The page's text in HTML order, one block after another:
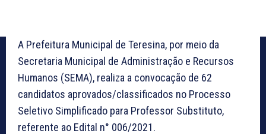
A Prefeitura Municipal de Teresina, por meio da
Secretaria Municipal de Administração e Recursos
Humanos (SEMA), realiza a convocação de 62
candidatos aprovados/classificados no Processo
Seletivo Simplificado para Professor Substituto,
referente ao Edital n° 006/2021.